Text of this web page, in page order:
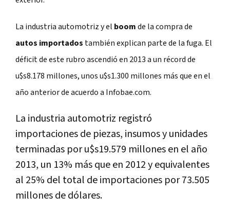
La industria automotriz y el boomde la compra de
autos importados también explican parte de la fuga. El
déficit de este rubroascendió en 2013 a un récord de
u$s8.178 millones, unos u$s1.300 millones más que en el
año anterior de acuerdo a Infobae.com.
La industria automotriz registró
importaciones de piezas, insumos y unidades
terminadas por u$s19.579 millones en el año
2013, un 13% más que en 2012 y equivalentes
al 25% del total de importaciones por 73.505
millones de dólares.